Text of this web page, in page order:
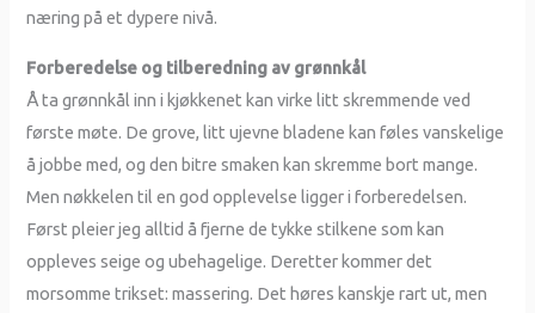
næring på et dypere nivå.
Forberedelse og tilberedning av grønnkål
Å ta grønnkål inn i kjøkkenet kan virke litt skremmende ved
første møte. De grove, litt ujevne bladene kan føles vanskelige
å jobbe med, og den bitre smaken kan skremme bort mange.
Men nøkkelen til en god opplevelse ligger i forberedelsen.
Først pleier jeg alltid å fjerne de tykke stilkene som kan
oppleves seige og ubehagelige. Deretter kommer det
morsomme trikset: massering. Det høres kanskje rart ut, men